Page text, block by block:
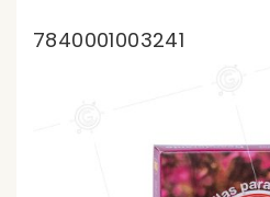
7840001003241